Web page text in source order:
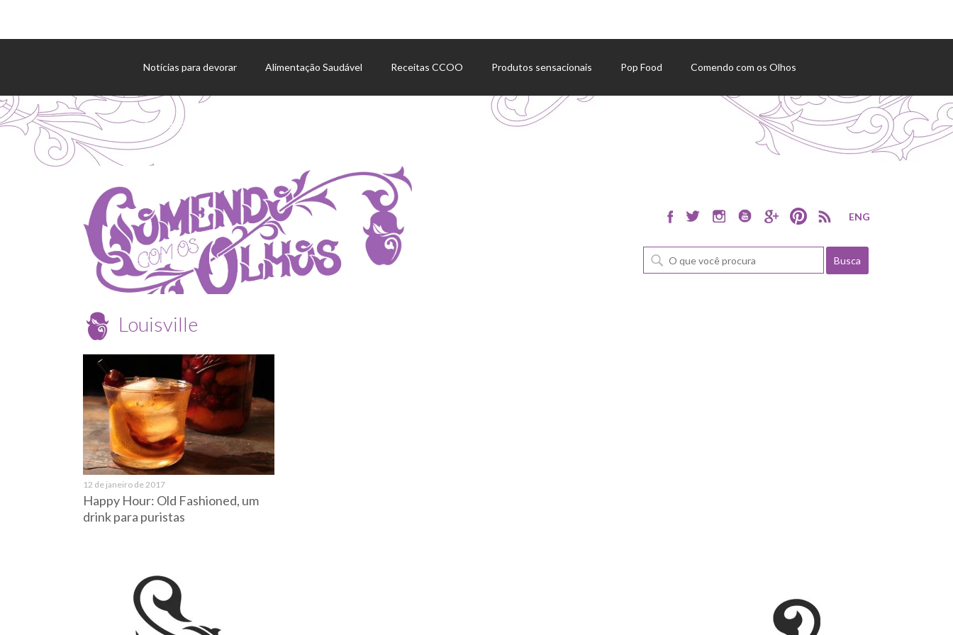
Notícias para devorar Alimentação Saudável Receitas CCOO Produtos sensacionais Pop Food Comendo com os Olhos
Agenda de eventos
ENG
Louisville
12 de janeiro de 2017
Happy Hour: Old Fashioned, um
drink para puristas